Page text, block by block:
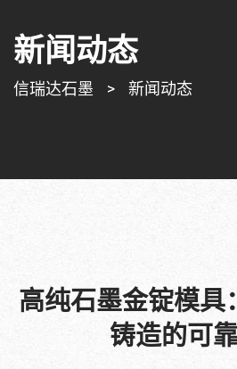
新闻动态
信瑞达石墨 > 新闻动态
高纯石墨金锭模具
铸造的可